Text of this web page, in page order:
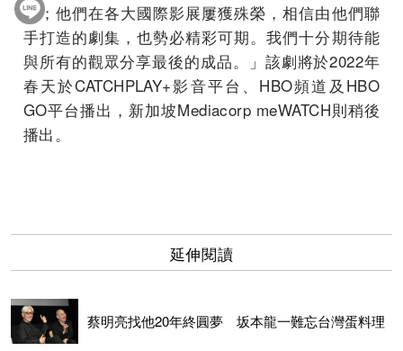
點；他們在各大國際影展屢獲殊榮，相信由他們聯
手打造的劇集，也勢必精彩可期。我們十分期待能
與所有的觀眾分享最後的成品。」該劇將於2022年
春天於CATCHPLAY+影音平台、HBO頻道及HBO
GO平台播出，新加坡Mediacorp meWATCH則稍後
播出。
延伸閱讀
蔡明亮找他20年終圓夢 坂本龍一難忘台灣蛋料理